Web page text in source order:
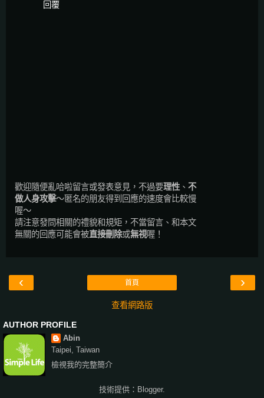
回覆
歡迎隨便亂哈啦留言或發表意見，不過要理性 、 不
做人身攻擊～匿名的朋友得到回應的速度會比較慢
喔～
請注意發問相關的禮貌和規矩，不當留言、和本文
無關的回應可能會被直接刪除或無視喔！
‹ ›
首頁
查看網路版
AUTHOR PROFILE
Abin
Taipei, Taiwan
檢視我的完整簡介
技術提供： Blogger.